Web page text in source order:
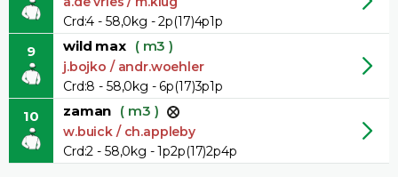
Crd:4 - 58,0kg - 2p(17)4p1p
9 wild max ( m3 )
j.bojko / andr.woehler
Crd:8 - 58,0kg - 6p(17)3p1p
10 zaman ( m3 )
w.buick / ch.appleby
Crd:2 - 58,0kg - 1p2p(17)2p4p